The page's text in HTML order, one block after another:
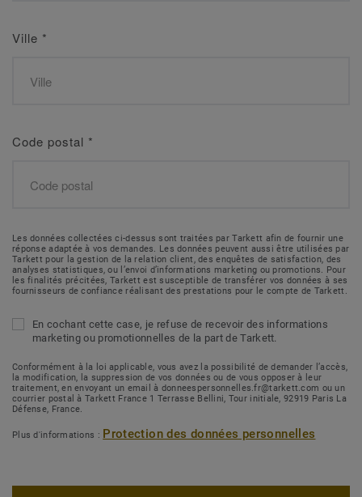
Ville *
Code postal *
Les données collectées ci-dessus sont traitées par Tarkett afin de fournir une
réponse adaptée à vos demandes. Les données peuvent aussi être utilisées par
Tarkett pour la gestion de la relation client, des enquêtes de satisfaction, des
analyses statistiques, ou l’envoi d’informations marketing ou promotions. Pour
les finalités précitées, Tarkett est susceptible de transférer vos données à ses
fournisseurs de confiance réalisant des prestations pour le compte de Tarkett.
En cochant cette case, je refuse de recevoir des informations
marketing ou promotionnelles de la part de Tarkett.
Conformément à la loi applicable, vous avez la possibilité de demander l’accès,
la modification, la suppression de vos données ou de vous opposer à leur
traitement, en envoyant un email à donneespersonnelles.fr@tarkett.com ou un
courrier postal à Tarkett France 1 Terrasse Bellini, Tour initiale, 92919 Paris La
Défense, France.
Plus d'informations : Protection des données personnelles